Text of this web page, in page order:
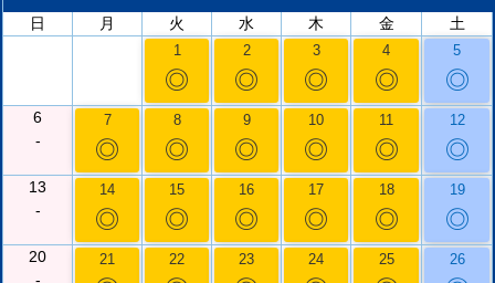
日
月 火 水 木 金 土
1
◎
2
◎
3
◎
4
◎
5
◎
6
-
7
◎
8
◎
9
◎
10
◎
11
◎
12
◎
13
-
14
◎
15
◎
16
◎
17
◎
18
◎
19
◎
20
21 22 23 24 25 26